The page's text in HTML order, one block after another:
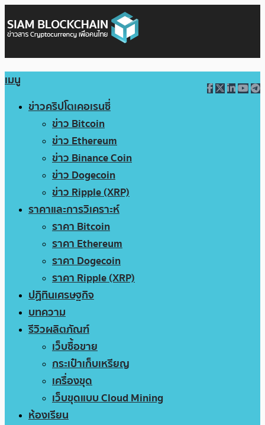
เมนู
ข่าวคริปโตเคอเรนซี่
ข่าว Bitcoin
ข่าว Ethereum
ข่าว Binance Coin
ข่าว Dogecoin
ข่าว Ripple (XRP)
ราคาและการวิเคราะห์
ราคา Bitcoin
ราคา Ethereum
ราคา Dogecoin
ราคา Ripple (XRP)
ปฏิทินเศรษฐกิจ
บทความ
รีวิวผลิตภัณฑ์
เว็บซื้อขาย
กระเป๋าเก็บเหรียญ
เครื่องขุด
เว็บขุดแบบ Cloud Mining
ห้องเรียน